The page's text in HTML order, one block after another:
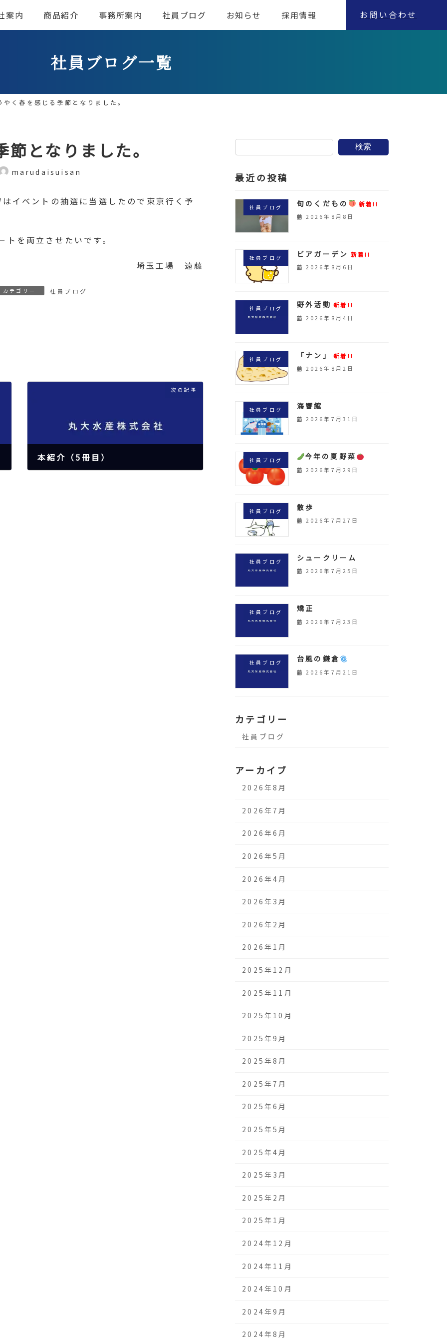
お問い合わせ
案内 商品紹介 事務所案内 社員ブログ お知らせ 採用情報
社員ブログ一覧
やく春を感じる季節となりました。
となりました。
marudaisuisan
イベントの抽選に当選したので東京行く予
を両立させたいです。
埼玉工場 遠藤
カテゴリー 社員ブログ
次の記事
本紹介（5冊目）
検索
最近の投稿
社員ブログ 旬のくだもの
新着!!
2026年8月8日
社員ブログ ビアガーデン 新着!!
2026年8月6日
社員ブログ 野外活動 新着!!
2026年8月4日
社員ブログ 「ナン」
新着!!
2026年8月2日
社員ブログ 海響館
2026年7月31日
社員ブログ 今年の夏野菜
2026年7月29日
社員ブログ 散歩
2026年7月27日
社員ブログ シュークリーム
2026年7月25日
社員ブログ 矯正
2026年7月23日
社員ブログ 台風の鎌倉
2026年7月21日
カテゴリー
社員ブログ
アーカイブ
2026年8月
2026年7月
2026年6月
2026年5月
2026年4月
2026年3月
2026年2月
2026年1月
2025年12月
2025年11月
2025年10月
2025年9月
2025年8月
2025年7月
2025年6月
2025年5月
2025年4月
2025年3月
2025年2月
2025年1月
2024年12月
2024年11月
2024年10月
2024年9月
2024年8月